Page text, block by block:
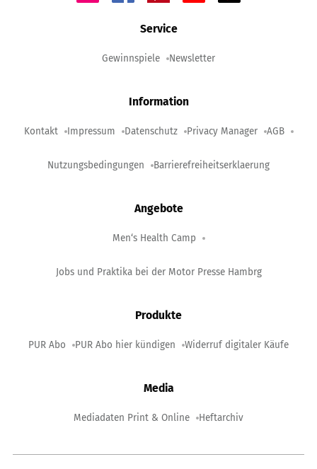
Service
Gewinnspiele Newsletter
Information
Kontakt Impressum Datenschutz Privacy Manager AGB
Nutzungsbedingungen Barrierefreiheitserklaerung
Angebote
Men‘s Health Camp
Jobs und Praktika bei der Motor Presse Hambrg
Produkte
PUR Abo PUR Abo hier kündigen Widerruf digitaler Käufe
Media
Mediadaten Print & Online Heftarchiv